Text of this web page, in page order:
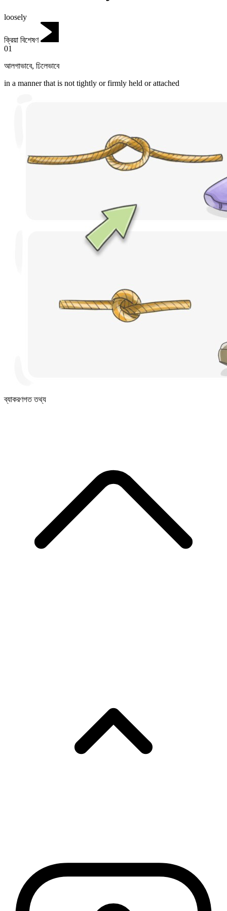
loosely
ক্রিয়া বিশেষণ
01
আলগাভাবে, ঢিলেভাবে
in a manner that is not tightly or firmly held or attached
ব্যাকরণগত তথ্য